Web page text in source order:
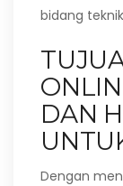
bidang
DAN
Dengan